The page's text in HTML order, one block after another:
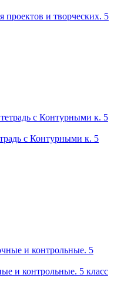
проектов и творческих. 5
с Контурными к. 5
и контрольные. 5 класс